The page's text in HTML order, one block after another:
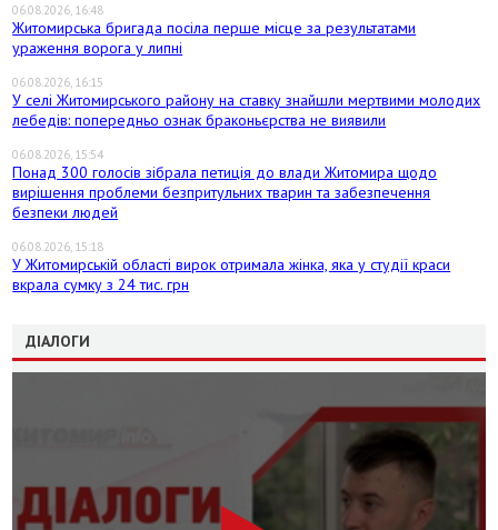
06.08.2026, 16:48
Житомирська бригада посіла перше місце за результатами
ураження ворога у липні
06.08.2026, 16:15
У селі Житомирського району на ставку знайшли мертвими молодих
лебедів: попередньо ознак браконьєрства не виявили
06.08.2026, 15:54
Понад 300 голосів зібрала петиція до влади Житомира щодо
вирішення проблеми безпритульних тварин та забезпечення
безпеки людей
06.08.2026, 15:18
У Житомирській області вирок отримала жінка, яка у студії краси
вкрала сумку з 24 тис. грн
ДІАЛОГИ